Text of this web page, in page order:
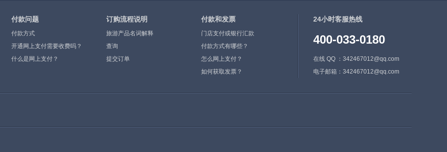
“米亚罗”是藏语，意即“好耍的坝子”，地
是藏语“吉祥”的意思。风景区内群山连
乍起之时，风景区内沿杂谷脑河谷两岸密
林中的枫树、槭树、桦树、鹅掌松、落叶
松等渐次经霜，树叶被染成为绮丽的鲜红
付款问题
付款方式
开通网上支付需要收费吗？
什么是网上支付？
订购流程说明
旅游产品名词解释
查询
提交订单
付款和发票
门店支付或银行汇款
付款方式有哪些？
怎么网上支付？
如何获取发票？
24小时客服热线
400-033-0180
在线 QQ ：342467012@qq.com
电子邮箱：342467012@qq.com